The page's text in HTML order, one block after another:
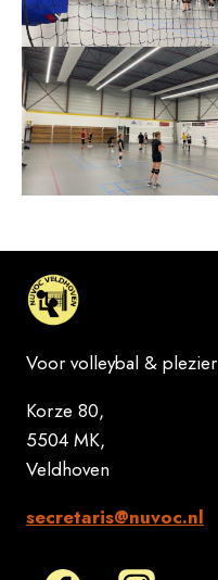
Voor volleybal & plezier
Korze 80,
5504 MK,
Veldhoven
secretaris@nuvoc.nl